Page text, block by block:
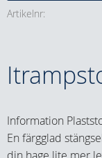
Artikelnr
Information
En färgglad